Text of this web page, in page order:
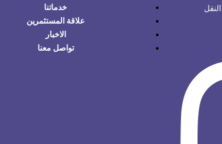
خدماتنا
علاقة المستثمرين
الاخبار
تواصل معنا